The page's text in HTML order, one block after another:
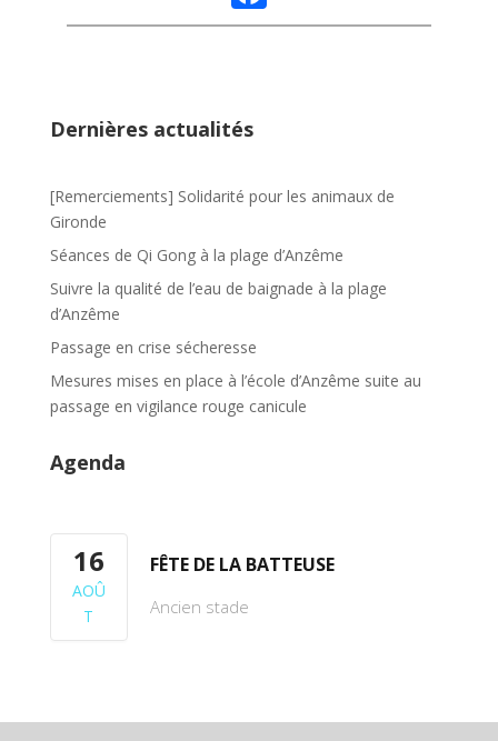
ac
k
Dernières actualités
[Remerciements] Solidarité pour les animaux de
Gironde
Séances de Qi Gong à la plage d’Anzême
Suivre la qualité de l’eau de baignade à la plage
d’Anzême
Passage en crise sécheresse
Mesures mises en place à l’école d’Anzême suite au
passage en vigilance rouge canicule
Agenda
16
AOÛ
T
FÊTE DE LA BATTEUSE
Ancien stade